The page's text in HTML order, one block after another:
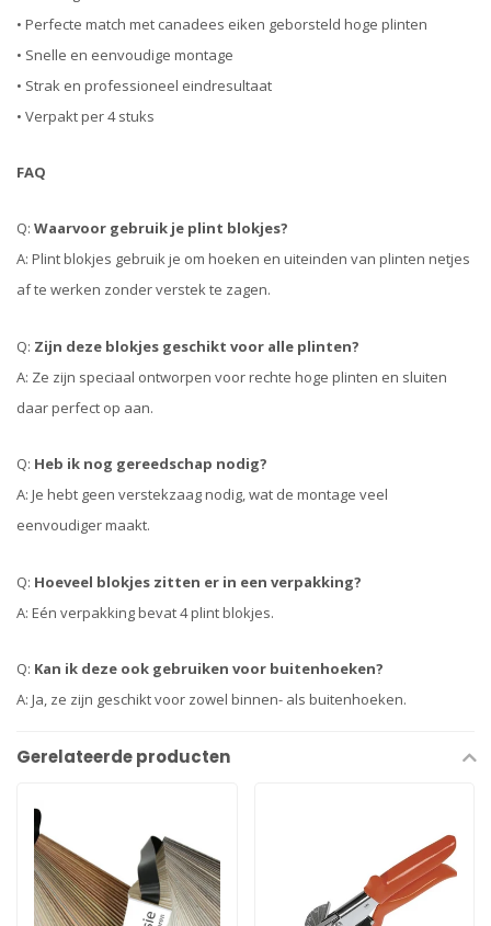
• Perfecte match met canadees eiken geborsteld hoge plinten
• Snelle en eenvoudige montage
• Strak en professioneel eindresultaat
• Verpakt per 4 stuks
FAQ
Q: Waarvoor gebruik je plint blokjes?
A: Plint blokjes gebruik je om hoeken en uiteinden van plinten netjes
af te werken zonder verstek te zagen.
Q: Zijn deze blokjes geschikt voor alle plinten?
A: Ze zijn speciaal ontworpen voor rechte hoge plinten en sluiten
daar perfect op aan.
Q: Heb ik nog gereedschap nodig?
A: Je hebt geen verstekzaag nodig, wat de montage veel
eenvoudiger maakt.
Q: Hoeveel blokjes zitten er in een verpakking?
A: Eén verpakking bevat 4 plint blokjes.
Q: Kan ik deze ook gebruiken voor buitenhoeken?
A: Ja, ze zijn geschikt voor zowel binnen- als buitenhoeken.
Gerelateerde producten